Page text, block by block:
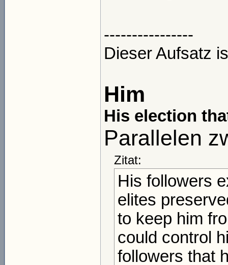
----------------
Dieser Aufsatz
Him
His election
Parallelen
Zitat:
His followers
elites
to keep him
could control
followers that